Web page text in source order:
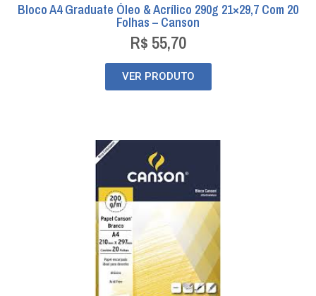
Bloco A4 Graduate Óleo & Acrílico 290g 21×29,7 Com 20
Folhas – Canson
R$ 55,70
VER PRODUTO